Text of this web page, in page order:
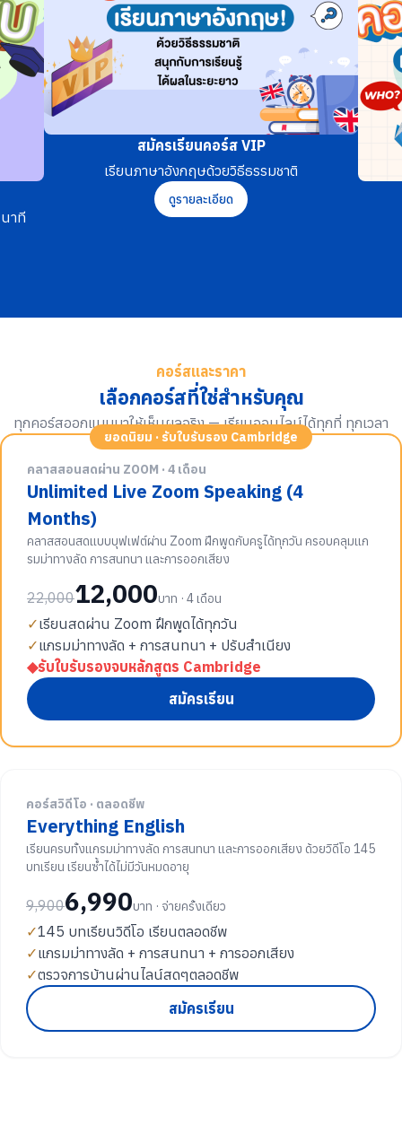
าที
สมัครเรียนคอร์ส VIP
เรียนภาษาอังกฤษด้วยวิธีธรรมชาติ
ดูรายละเอียด
คอร์สและราคา
เลือกคอร์สที่ใช่สำหรับคุณ
ทุกคอร์สออกแบบมาให้เห็นผลจริง — เรียนออนไลน์ได้ทุกที่ ทุกเวลา
ยอดนิยม · รับใบรับรอง Cambridge
คลาสสอนสดผ่าน ZOOM · 4 เดือน
Unlimited Live Zoom Speaking (4
Months)
คลาสสอนสดแบบบุฟเฟต์ผ่าน Zoom ฝึกพูดกับครูได้ทุกวัน ครอบคลุมแก
รมม่าทางลัด การสนทนา และการออกเสียง
22,00012,000บาท · 4 เดือน
✓เรียนสดผ่าน Zoom ฝึกพูดได้ทุกวัน
✓แกรมม่าทางลัด + การสนทนา + ปรับสำเนียง
◆รับใบรับรองจบหลักสูตร Cambridge
สมัครเรียน
คอร์สวิดีโอ · ตลอดชีพ
Everything English
เรียนครบทั้งแกรมม่าทางลัด การสนทนา และการออกเสียง ด้วยวิดีโอ 145
บทเรียน เรียนซ้ำได้ไม่มีวันหมดอายุ
9,9006,990บาท · จ่ายครั้งเดียว
✓145 บทเรียนวิดีโอ เรียนตลอดชีพ
✓แกรมม่าทางลัด + การสนทนา + การออกเสียง
✓ตรวจการบ้านผ่านไลน์สดๆตลอดชีพ
สมัครเรียน